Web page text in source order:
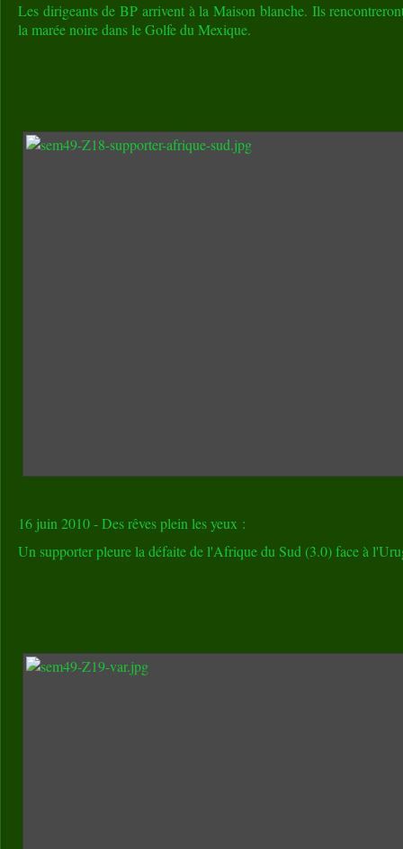
Les dirigeants de BP arrivent à la Maison blanche. Ils
la marée noire dans le Golfe du Mexique.
16 juin 2010 - Des rêves plein les yeux :
Un supporter pleure la défaite de l'Afrique du Sud (3.0) face à